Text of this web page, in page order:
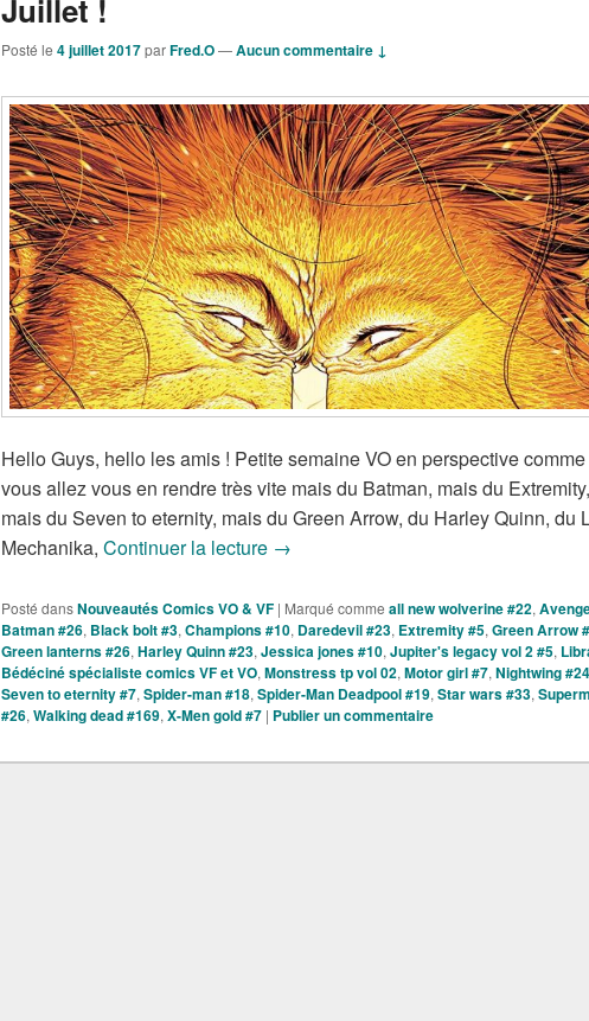
Juillet !
Posté le 4 juillet 2017parFred.O—Aucun commentaire ↓
Hello Guys, hello les amis ! Petite semaine VO en perspective comme
vous allez vous en rendre très vite mais du Batman, mais du Extremity,
mais du Seven to eternity, mais du Green Arrow, du Harley Quinn, du
Mechanika, Continuer la lecture Sorties des Comics VO de la semaine
→
Posté dansNouveautés Comics VO & VF | Marqué comme all new wolverine #22,
Batman #26, Black bolt #3, Champions #10, Daredevil #23, Extremity #5, Green Arrow
Green lanterns #26, Harley Quinn #23, Jessica jones #10, Jupiter's legacy vol 2 #5,
Bédéciné spécialiste comics VF et VO, Monstress tp vol 02, Motor girl #7, Nightwing #24
Seven to eternity #7, Spider-man #18, Spider-Man Deadpool #19, Star wars #33,
#26, Walking dead #169, X-Men gold #7 | Publier un commentaire